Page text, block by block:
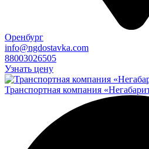
Оренбург
info@ngdostavka.com
88003026505
Узнать цену
Транспортная компания